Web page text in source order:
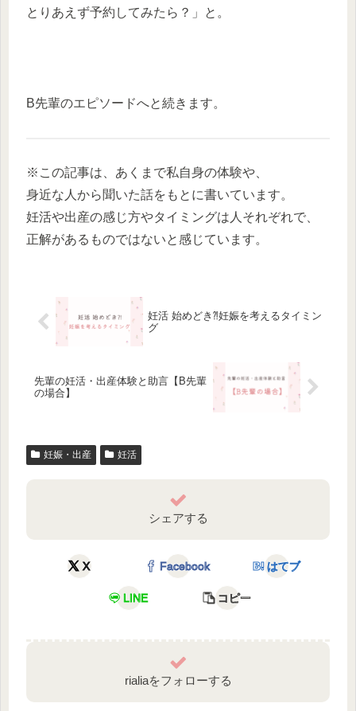
とりあえず予約してみたら？」と。
B先輩のエピソードへと続きます。
※この記事は、あくまで私自身の体験や、
身近な人から聞いた話をもとに書いています。
妊活や出産の感じ方やタイミングは人それぞれで、
正解があるものではないと感じています。
妊活 始めどき⁈妊娠を考えるタイミン
グ
先輩の妊活・出産体験と助言【B先輩
の場合】
妊娠・出産 妊活
シェアする
X Facebook はてブ
LINE コピー
rialiaをフォローする